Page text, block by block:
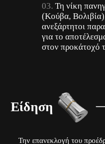
Τη νίκη
(Κούβα,
ανεξάρτητοι
για το
στον προκάτοχό
Είδηση
Την επανεκλογή του